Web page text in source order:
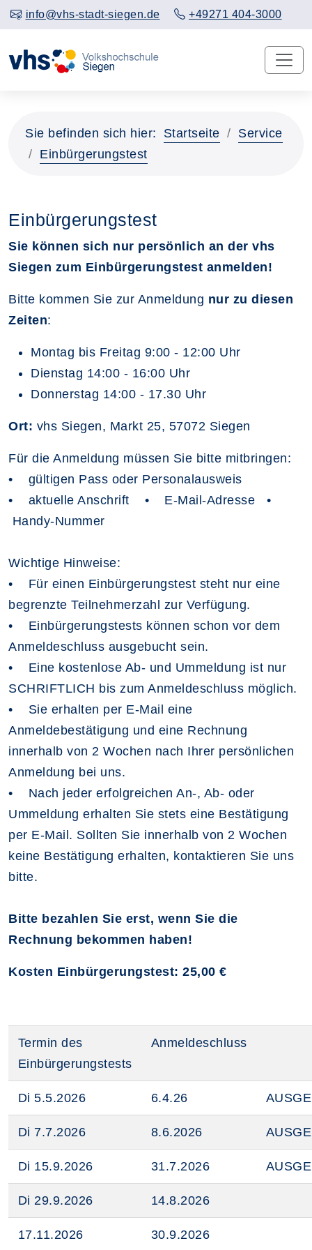
info@vhs-stadt-siegen.de +49271 404-3000
Sie befinden sich hier: Startseite
Service
Einbürgerungstest
Einbürgerungstest
Sie können sich nur persönlich an der vhs
Siegen zum Einbürgerungstest anmelden!
Bitte kommen Sie zur Anmeldung nur zu diesen
Zeiten:
Montag bis Freitag 9:00 - 12:00 Uhr
Dienstag 14:00 - 16:00 Uhr
Donnerstag 14:00 - 17.30 Uhr
Ort: vhs Siegen, Markt 25, 57072 Siegen
Für die Anmeldung müssen Sie bitte mitbringen:
• gültigen Pass oder Personalausweis
• aktuelle Anschrift • E-Mail-Adresse •
Handy-Nummer
Wichtige Hinweise:
• Für einen Einbürgerungstest steht nur eine
begrenzte Teilnehmerzahl zur Verfügung.
• Einbürgerungstests können schon vor dem
Anmeldeschluss ausgebucht sein.
• Eine kostenlose Ab- und Ummeldung ist nur
SCHRIFTLICH bis zum Anmeldeschluss möglich.
• Sie erhalten per E-Mail eine
Anmeldebestätigung und eine Rechnung
innerhalb von 2 Wochen nach Ihrer persönlichen
Anmeldung bei uns.
• Nach jeder erfolgreichen An-, Ab- oder
Ummeldung erhalten Sie stets eine Bestätigung
per E-Mail. Sollten Sie innerhalb von 2 Wochen
keine Bestätigung erhalten, kontaktieren Sie uns
bitte.
Bitte bezahlen Sie erst, wenn Sie die
Rechnung bekommen haben!
Kosten Einbürgerungstest: 25,00 €
Termin des
Einbürgerungstests
Anmeldeschluss
Di 5.5.2026 6.4.26
Di 7.7.2026 8.6.2026
Di 15.9.2026 31.7.2026
Di 29.9.2026 14.8.2026
17.11.2026 30.9.2026